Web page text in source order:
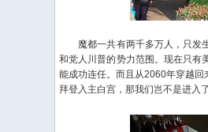
魔都一共有两千多万人，只发生
和党人川普的势力范围。现在只有
能成功连任。而且从2060年穿越
拜登入主白宫，那我们岂不是进入